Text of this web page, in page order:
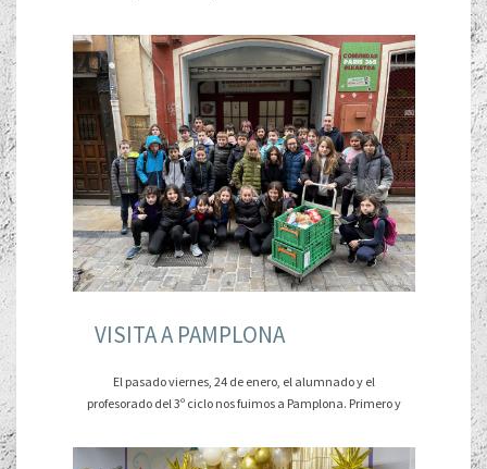
VISITA A PAMPLONA
El pasado viernes, 24 de enero, el alumnado y el
profesorado del 3º ciclo nos fuimos a Pamplona. Primero y